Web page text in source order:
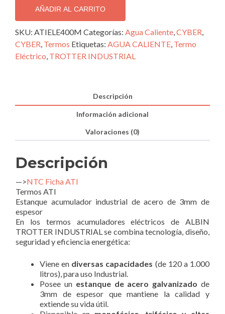
Trotter
Industrial.
Termo
monfásico.
cantidad
AÑADIR AL CARRITO
SKU: ATIELE400M Categorías: Agua Caliente,CYBER,
CYBER, Termos Etiquetas: AGUA CALIENTE, Termo
Eléctrico, TROTTER INDUSTRIAL
Descripción
Información adicional
Valoraciones (0)
Descripción
—>NTC Ficha ATI
Termos ATI
Estanque acumulador industrial de acero de 3mm de
espesor
En los termos acumuladores eléctricos de ALBIN
TROTTER INDUSTRIAL se combina tecnología, diseño,
seguridad y eficiencia energética:
Viene en diversas capacidades (de 120 a 1.000
litros), para uso Industrial.
Posee un estanque de acero galvanizado de
3mm de espesor que mantiene la calidad y
extiende su vida útil.